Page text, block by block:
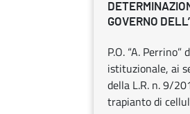
GOVERNO
P.O. “A.
istituzionale, ai
della L.R. n. 9/
trapianto di